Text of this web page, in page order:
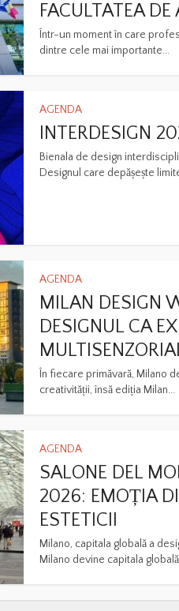
FACULTATEA
Într-un moment în care
dintre cele mai importante...
AGENDA
INTERDESIGN
Bienala de design
Designul care depășește
AGENDA
MILAN DESIGN
DESIGNUL CA
În fiecare primăvară, Milano
creativității, însă ediția Milan...
AGENDA
SALONE DEL
2026: EMOȚIA
ESTETICII
Milano, capitala globală a
Milano devine capitala globală